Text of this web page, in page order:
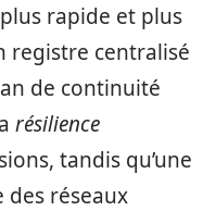
rapide et plus
registre centralisé
de continuité
résilience
tandis qu’une
réseaux